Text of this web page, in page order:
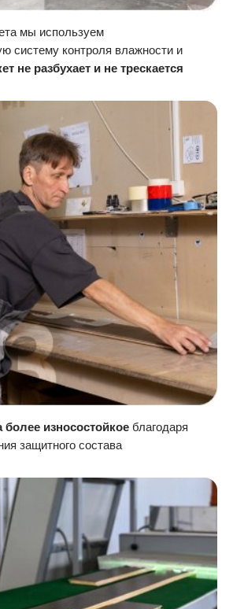
мы используем
систему контроля влажности и
не разбухает и не трескается
износостойкое благодаря
защитного состава